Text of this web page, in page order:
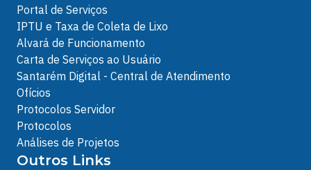
Portal de Serviços
IPTU e Taxa de Coleta de Lixo
Alvará de Funcionamento
Carta de Serviços ao Usuário
Santarém Digital - Central de Atendimento
Ofícios
Protocolos Servidor
Protocolos
Análises de Projetos
Outros Links